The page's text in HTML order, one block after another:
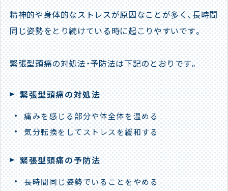
精神的や身体的なストレスが原因なことが多く、長時間
同じ姿勢をとり続けている時に起こりやすいです。
緊張型頭痛の対処法・予防法は下記のとおりです。
緊張型頭痛の対処法
痛みを感じる部分や体全体を温める
気分転換をしてストレスを緩和する
緊張型頭痛の予防法
長時間同じ姿勢でいることをやめる